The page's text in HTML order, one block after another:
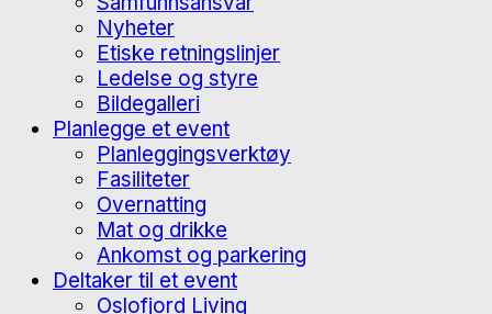
Nyheter
Etiske retningslinjer
Ledelse og styre
Bildegalleri
Planlegge et event
Planleggingsverktøy
Fasiliteter
Overnatting
Mat og drikke
Ankomst og parkering
Deltaker til et event
Oslofjord Living